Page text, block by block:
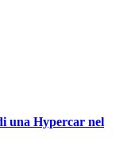
una Hypercar nel